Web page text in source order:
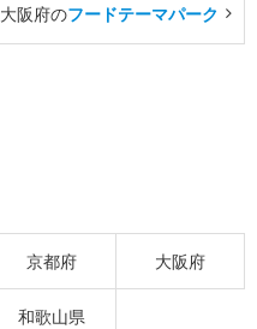
大阪府のフードテーマパーク
京都府 大阪府
和歌山県